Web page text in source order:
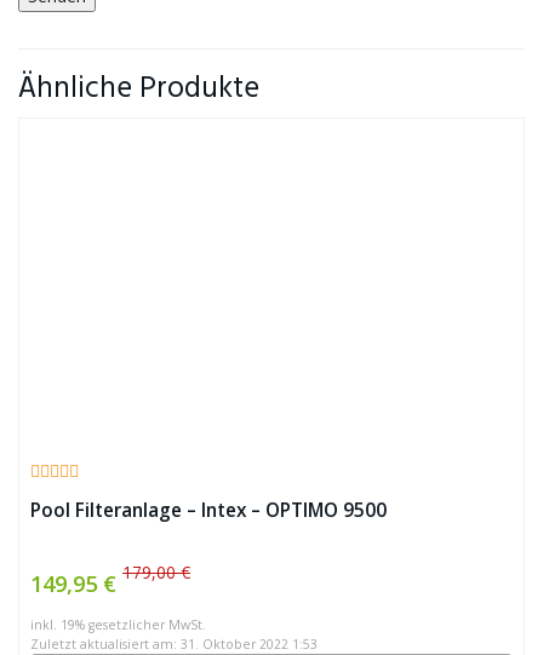
Ähnliche Produkte
Pool Filteranlage – Intex – OPTIMO 9500
149,95 € 179,00 €
inkl. 19% gesetzlicher MwSt.
Zuletzt aktualisiert am: 31. Oktober 2022 1:53